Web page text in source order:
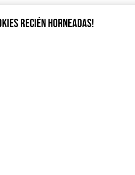
RECIÉN HORNEADAS!